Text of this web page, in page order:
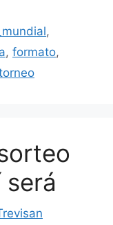
,
, formato,